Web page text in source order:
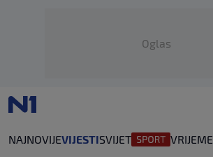
Oglas
NAJNOVIJEVIJESTISVIJET VRIJEME